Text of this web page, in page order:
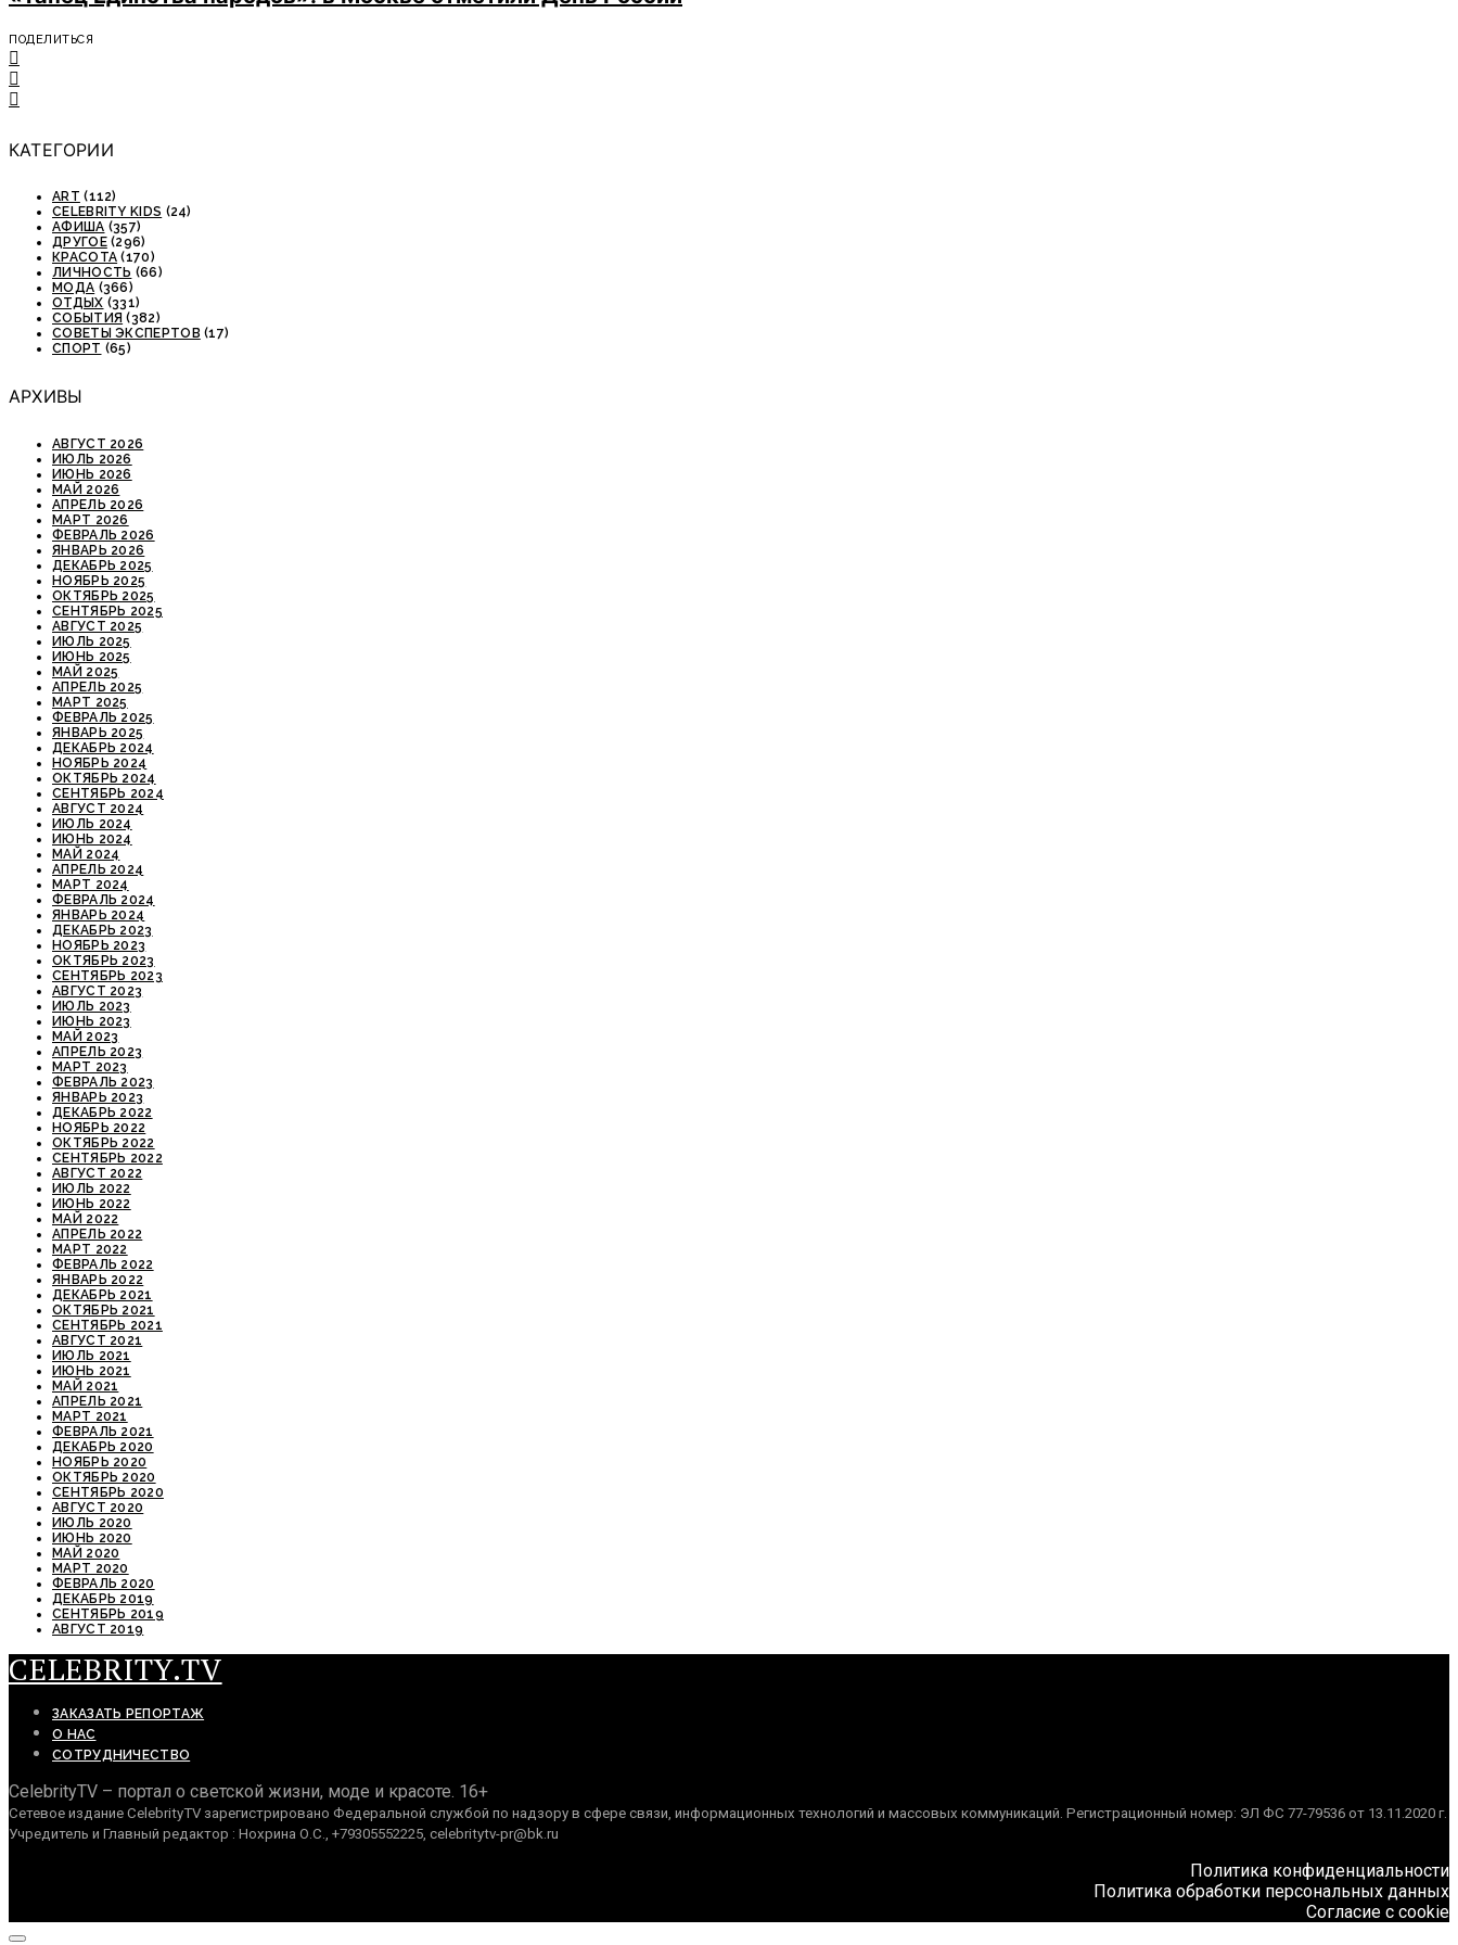
ПОДЕЛИТЬСЯ
КАТЕГОРИИ
ART (112)
CELEBRITY KIDS (24)
АФИША (357)
ДРУГОЕ(296)
КРАСОТА (170)
ЛИЧНОСТЬ (66)
МОДА (366)
ОТДЫХ (331)
СОБЫТИЯ (382)
СОВЕТЫ ЭКСПЕРТОВ (17)
СПОРТ (65)
АРХИВЫ
АВГУСТ 2026
ИЮЛЬ 2026
ИЮНЬ 2026
МАЙ 2026
АПРЕЛЬ 2026
МАРТ 2026
ФЕВРАЛЬ 2026
ЯНВАРЬ 2026
ДЕКАБРЬ 2025
НОЯБРЬ 2025
ОКТЯБРЬ 2025
СЕНТЯБРЬ 2025
АВГУСТ 2025
ИЮЛЬ 2025
ИЮНЬ 2025
МАЙ 2025
АПРЕЛЬ 2025
МАРТ 2025
ФЕВРАЛЬ 2025
ЯНВАРЬ 2025
ДЕКАБРЬ 2024
НОЯБРЬ 2024
ОКТЯБРЬ 2024
СЕНТЯБРЬ 2024
АВГУСТ 2024
ИЮЛЬ 2024
ИЮНЬ 2024
МАЙ 2024
АПРЕЛЬ 2024
МАРТ 2024
ФЕВРАЛЬ 2024
ЯНВАРЬ 2024
ДЕКАБРЬ 2023
НОЯБРЬ 2023
ОКТЯБРЬ 2023
СЕНТЯБРЬ 2023
АВГУСТ 2023
ИЮЛЬ 2023
ИЮНЬ 2023
МАЙ 2023
АПРЕЛЬ 2023
МАРТ 2023
ФЕВРАЛЬ 2023
ЯНВАРЬ 2023
ДЕКАБРЬ 2022
НОЯБРЬ 2022
ОКТЯБРЬ 2022
СЕНТЯБРЬ 2022
АВГУСТ 2022
ИЮЛЬ 2022
ИЮНЬ 2022
МАЙ 2022
АПРЕЛЬ 2022
МАРТ 2022
ФЕВРАЛЬ 2022
ЯНВАРЬ 2022
ДЕКАБРЬ 2021
ОКТЯБРЬ 2021
СЕНТЯБРЬ 2021
АВГУСТ 2021
ИЮЛЬ 2021
ИЮНЬ 2021
МАЙ 2021
АПРЕЛЬ 2021
МАРТ 2021
ФЕВРАЛЬ 2021
ДЕКАБРЬ 2020
НОЯБРЬ 2020
ОКТЯБРЬ 2020
СЕНТЯБРЬ 2020
АВГУСТ 2020
ИЮЛЬ 2020
ИЮНЬ 2020
МАЙ 2020
МАРТ 2020
ФЕВРАЛЬ 2020
ДЕКАБРЬ 2019
СЕНТЯБРЬ 2019
АВГУСТ 2019
CELEBRITY.TV
ЗАКАЗАТЬ РЕПОРТАЖ
О НАС
СОТРУДНИЧЕСТВО
CelebrityTV – портал о светской жизни, моде и красоте. 16+
Сетевое издание CelebrityTV зарегистрировано Федеральной службой по надзору в сфере связи, информационных технологий и массовых коммуникаций. Регистрационный номер: ЭЛ ФС 77-79536 от 13.11.2020 г.
Учредитель и Главный редактор : Нохрина О.С., +79305552225, celebritytv-pr@bk.ru
Политика конфиденциальности
Политика обработки персональных данных
Согласие с cookie